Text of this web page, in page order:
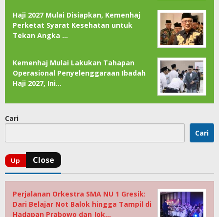
Haji 2027 Mulai Disiapkan, Kemenhaj
Perketat Syarat Kesehatan untuk
Tekan Angka …
Kemenhaj Mulai Lakukan Tahapan
Operasional Penyelenggaraan Ibadah
Haji 2027, Ini…
Cari
Cari
Perjalanan Orkestra SMA NU 1 Gresik:
Dari Belajar Not Balok hingga Tampil di
Hadapan Prabowo dan Jok…